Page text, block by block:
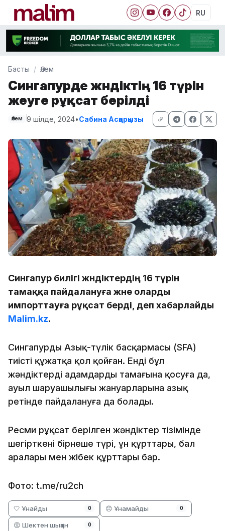
RU
Басты Әлем
Сингапурде жәндіктің 16 түрін
жеуге рұқсат берілді
Әлем 9 шілде, 2024•Сабина Асқарқызы
Сингапур билігі жәндіктердің 16 түрін
тамаққа пайдалануға және оларды
импорттауға рұқсат берді, деп хабарлайды
Malim.kz.
Сингапурдың Азық-түлік басқармасы (SFA)
тиісті құжатқа қол қойған. Енді бұл
жәндіктерді адамдардың тамағына қосуға да,
ауыл шаруашылығы жануарларына азық
ретінде пайдалануға да болады.
Ресми рұқсат берілген жәндіктер тізімінде
шегірткенің бірнеше түрі, ұн құрттары, бал
аралары мен жібек құрттары бар.
Фото: t.me/ru2ch
🤍 Ұнайды 0 😞 Ұнамайды 0
😡 Шектен шыққан 0